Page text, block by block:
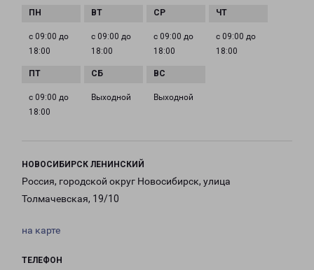
с 09:00 до
18:00
с 09:00 до
18:00
с 09:00 до
18:00
с 09:00 до
18:00
с 09:00 до
18:00
Выходной Выходной
НОВОСИБИРСК ЛЕНИНСКИЙ
Россия, городской округ Новосибирск, улица
Толмачевская, 19/10
на карте
ТЕЛЕФОН